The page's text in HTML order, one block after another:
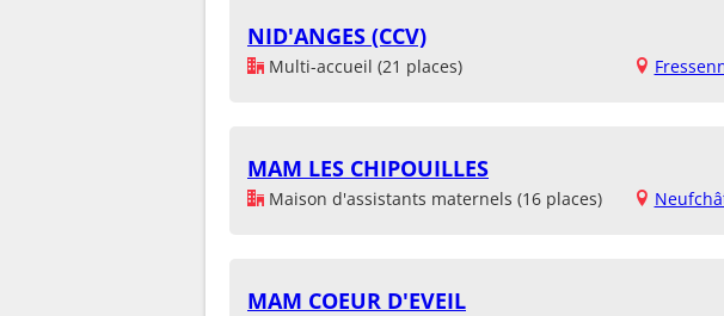
NID'ANGES (CCV)
Multi-accueil (21 places)
MAM LES CHIPOUILLES
Maison d'assistants maternels (16 places)
MAM COEUR D'EVEIL